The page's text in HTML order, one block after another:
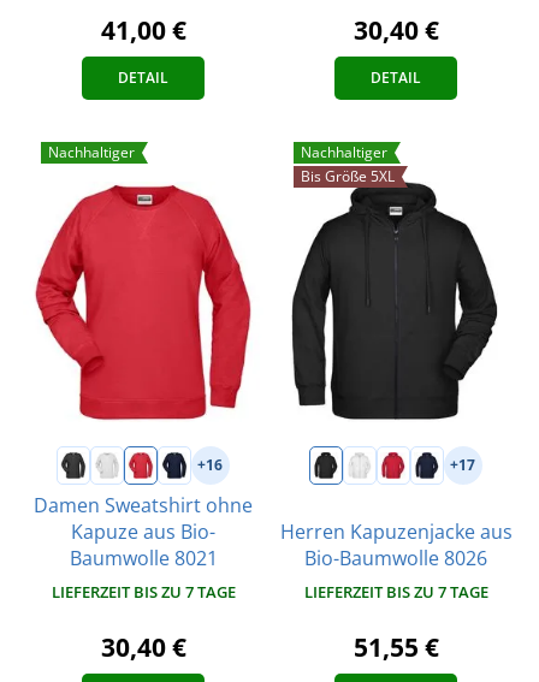
41,00 €
DETAIL
30,40 €
DETAIL
Nachhaltiger
+16
Damen Sweatshirt ohne
Kapuze aus Bio-
Baumwolle 8021
LIEFERZEIT BIS ZU 7 TAGE
30,40 €
Nachhaltiger
Bis Größe 5XL
+17
Herren Kapuzenjacke aus
Bio-Baumwolle 8026
LIEFERZEIT BIS ZU 7 TAGE
51,55 €